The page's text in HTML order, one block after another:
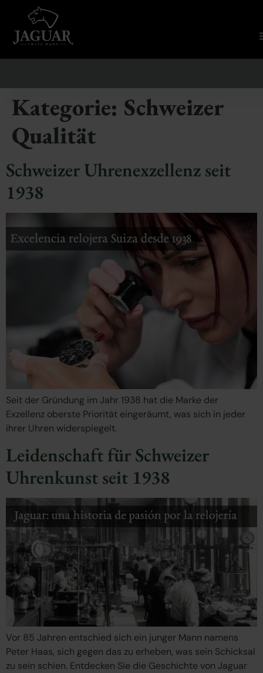
Kategorie: Schweizer
Qualität
Schweizer Uhrenexzellenz seit
1938
Seit der Gründung im Jahr 1938 hat die Marke der
Exzellenz oberste Priorität eingeräumt, was sich in jeder
ihrer Uhren widerspiegelt.
Leidenschaft für Schweizer
Uhrenkunst seit 1938
Vor 85 Jahren entschied sich ein junger Mann namens
Peter Haas, sich gegen das zu erheben, was sein Schicksal
zu sein schien. Entdecken Sie die Geschichte von Jaguar